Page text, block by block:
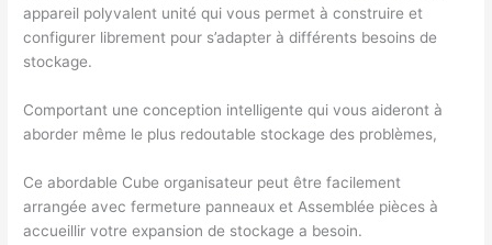
appareil polyvalent unité qui vous permet à construire et
configurer librement pour s’adapter à différents besoins de
stockage.
Comportant une conception intelligente qui vous aideront à
aborder même le plus redoutable stockage des problèmes,
Ce abordable Cube organisateur peut être facilement
arrangée avec fermeture panneaux et Assemblée pièces à
accueillir votre expansion de stockage a besoin.